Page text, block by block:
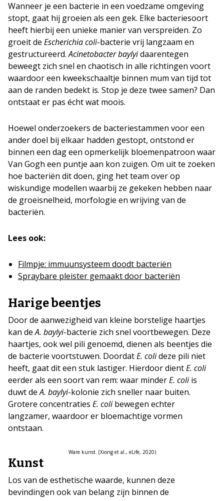
Wanneer je een bacterie in een voedzame omgeving
stopt, gaat hij groeien als een gek. Elke bacteriesoort
heeft hierbij een unieke manier van verspreiden. Zo
groeit de Escherichia coli-bacterie vrij langzaam en
gestructureerd.Acinetobacter baylyidaarentegen
beweegt zich snel en chaotisch in alle richtingen voort
waardoor een kweekschaaltje binnen mum van tijd tot
aan de randen bedekt is. Stop je deze twee samen? Dan
ontstaat er pas écht wat moois.
Hoewel onderzoekers de bacteriestammen voor een
ander doel bij elkaar hadden gestopt, ontstond er
binnen een dag een opmerkelijk bloemenpatroon waar
Van Gogh een puntje aan kon zuigen. Om uit te zoeken
hoe bacteriën dit doen, ging het team over op
wiskundige modellen waarbij ze gekeken hebben naar
de groeisnelheid, morfologie en wrijving van de
bacteriën.
Lees ook:
Filmpje: immuunsysteem doodt bacteriën
Spraybare pleister gemaakt door bacteriën
Harige beentjes
Door de aanwezigheid van kleine borstelige haartjes
kan deA. baylyi-bacterie zich snel voortbewegen. Deze
haartjes, ook wel pili genoemd, dienen als beentjes die
de bacterie voortstuwen. DoordatE. colideze pili niet
heeft, gaat dit een stuk lastiger. Hierdoor dientE. coli
eerder als een soort van rem: waar minderE. coliis
duwt deA. baylyi-kolonie zich sneller naar buiten.
Grotere concentraties E. colibewegen echter
langzamer, waardoor er bloemachtige vormen
ontstaan.
Ware kunst. (Xiong et al., eLife, 2020)
Kunst
Los van de esthetische waarde, kunnen deze
bevindingen ook van belang zijn binnen de